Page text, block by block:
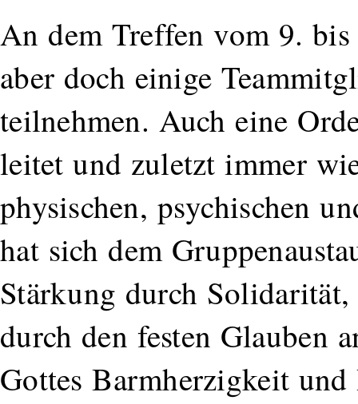
An dem Treffen vom 9.
aber doch einige
teilnehmen. Auch eine
leitet und zuletzt immer
physischen, psychischen
hat sich dem
Stärkung durch
durch den festen Glauben
Gottes Barmherzigkeit